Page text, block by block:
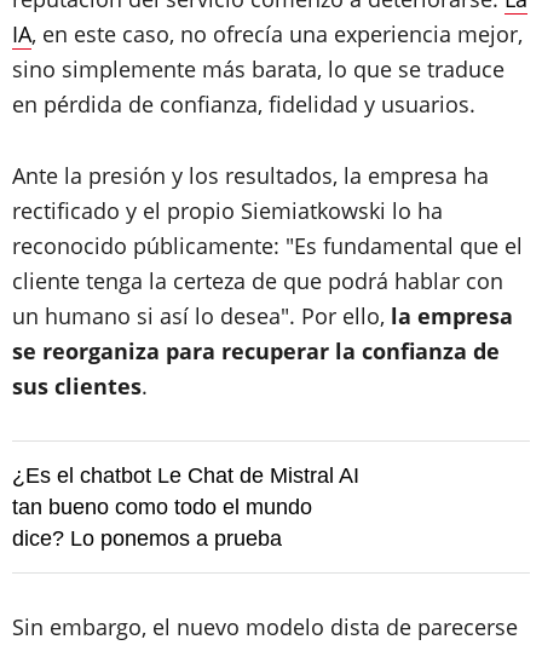
IA, en este caso, no ofrecía una experiencia mejor,
sino simplemente más barata, lo que se traduce
en pérdida de confianza, fidelidad y usuarios.
Ante la presión y los resultados, la empresa ha
rectificado y el propio Siemiatkowski lo ha
reconocido públicamente: "Es fundamental que el
cliente tenga la certeza de que podrá hablar con
un humano si así lo desea". Por ello, la empresa
se reorganiza para recuperar la confianza de
sus clientes.
¿Es el chatbot Le Chat de Mistral AI
tan bueno como todo el mundo
dice? Lo ponemos a prueba
Sin embargo, el nuevo modelo dista de parecerse